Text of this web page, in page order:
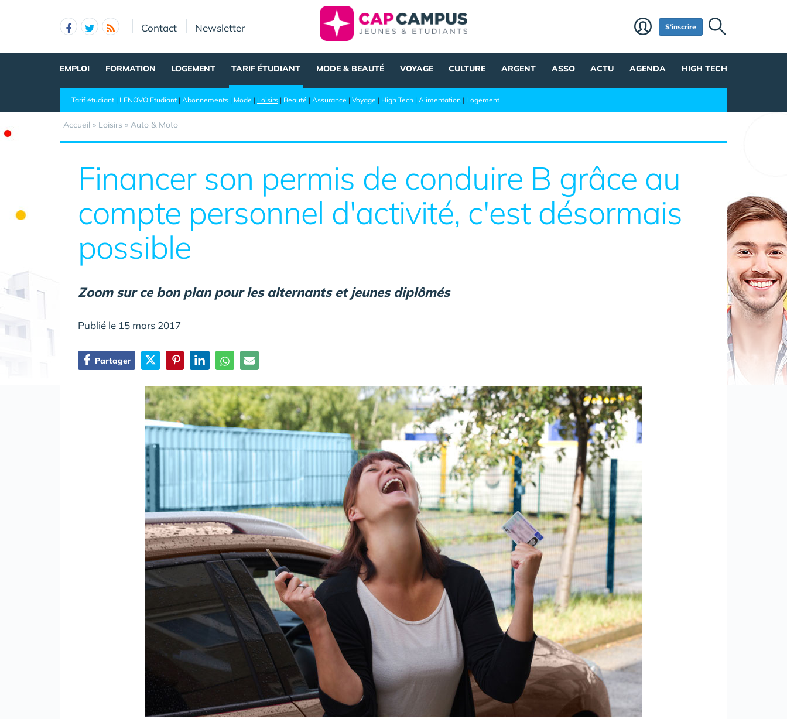
Contact Newsletter S'inscrire
EMPLOI FORMATION LOGEMENT TARIF ÉTUDIANT MODE & BEAUTÉ VOYAGE CULTURE ARGENT ASSO ACTU AGENDA HIGH TECH
Tarif étudiant | LENOVO Etudiant | Abonnements | Mode | Loisirs | Beauté | Assurance | Voyage | High Tech | Alimentation | Logement
Accueil » Loisirs » Auto & Moto
Financer son permis de conduire B grâce au
compte personnel d'activité, c'est désormais
possible
Zoom sur ce bon plan pour les alternants et jeunes diplômés
Publié le 15 mars 2017
Partager